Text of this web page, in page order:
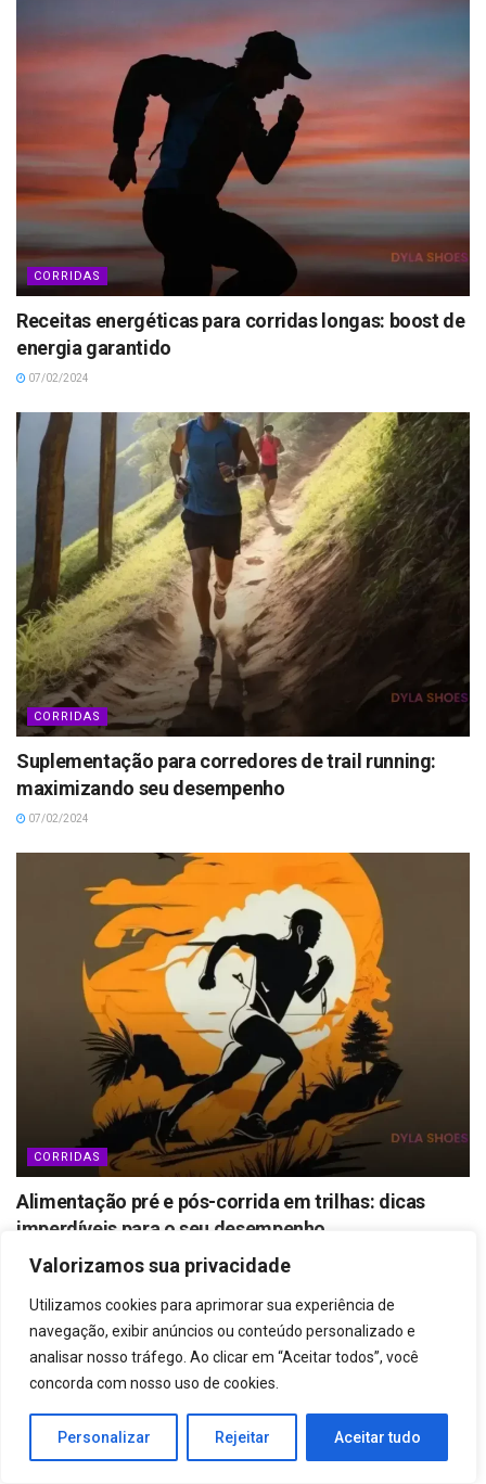
Valorizamos sua privacidade
Utilizamos cookies para aprimorar sua experiência de
navegação, exibir anúncios ou conteúdo personalizado e
analisar nosso tráfego. Ao clicar em “Aceitar todos”, você
concorda com nosso uso de cookies.
Personalizar Rejeitar Aceitar tudo
CORRIDAS
Receitas energéticas para corridas longas: boost de
energia garantido
07/02/2024
CORRIDAS
Suplementação para corredores de trail running:
maximizando seu desempenho
07/02/2024
CORRIDAS
Alimentação pré e pós-corrida em trilhas: dicas
imperdíveis para o seu desempenho
07/02/2024